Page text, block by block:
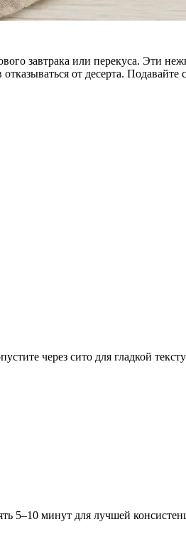
завтрака или перекуса. Эти
от десерта.
через сито для гладкой
5–10 минут для лучшей